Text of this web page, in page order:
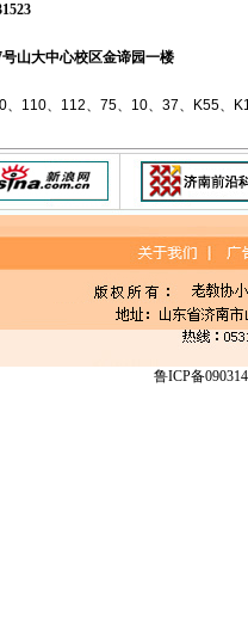
号山大中心校区金谛园一楼
、 110、 112、 75、 10、 37、 K55、
鲁ICP备